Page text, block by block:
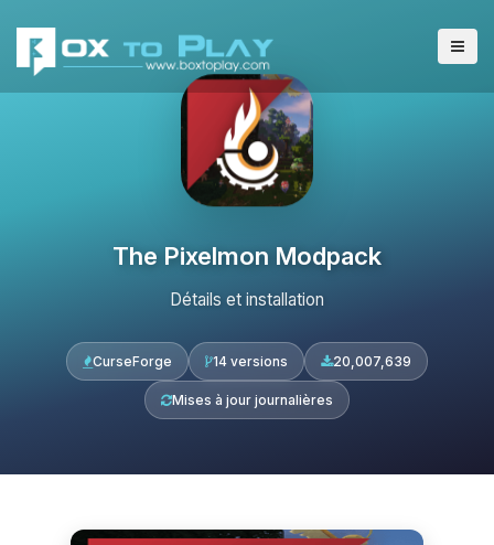
The Pixelmon Modpack
Détails et installation
CurseForge 14 versions 20,007,639
Mises à jour journalières